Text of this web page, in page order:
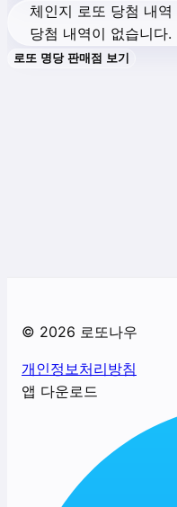
체인지 로또 당첨 내역
당첨 내역이 없습니다.
로또 명당 판매점 보기
© 2026 로또나우
개인정보처리방침
앱 다운로드